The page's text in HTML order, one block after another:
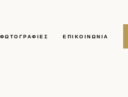
ΦΩΤΟΓΡΑΦΊΕΣ ΕΠΙΚΟΙΝΩΝΊΑ